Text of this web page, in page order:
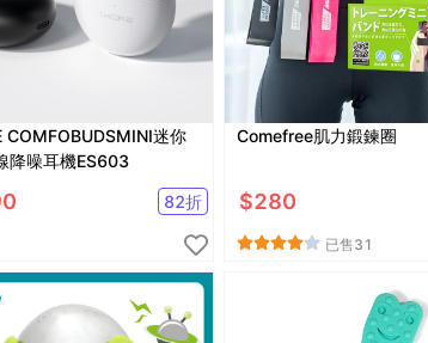
COMFOBUDSMINI迷你
降噪耳機ES603
82折
Comefree肌力鍛鍊圈
$280
已售31